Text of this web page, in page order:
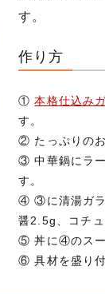
す。
作り方
①本格仕込み
す。
② たっぷりのお
③ 中華鍋にラ
す。
④ ③に清湯ガ
醤2.5g、コチ
⑤ 丼に④のスー
⑥ 具材を盛り